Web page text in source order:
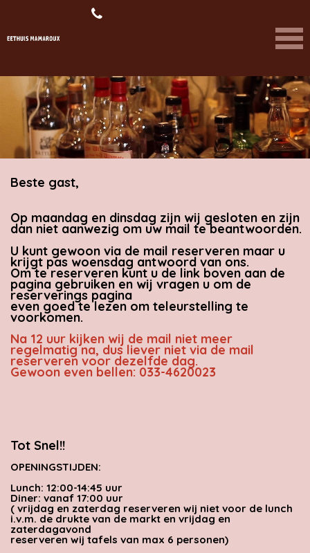
Beste gast,
Op maandag en dinsdag zijn wij gesloten en zijn
dan niet aanwezig om uw mail te beantwoorden.
U kunt gewoon via de mail reserveren maar u
krijgt pas woensdag antwoord van ons.
Om te reserveren kunt u de link boven aan de
pagina gebruiken en wij vragen u om de
reserverings pagina
even goed te lezen om teleurstelling te
voorkomen.
Na 12 uur kijken wij de mail niet meer
regelmatig na, dus liever niet via de mail
reserveren voor dezelfde dag.
Gewoon even bellen: 033-4620023
Tot Snel!!
OPENINGSTIJDEN:
Lunch: 12:00-14:45 uur
Diner: vanaf 17:00 uur
( vrijdag en zaterdag reserveren wij niet voor de lunch
i.v.m. de drukte van de markt en vrijdag en
zaterdagavond
reserveren wij tafels van max 6 personen)